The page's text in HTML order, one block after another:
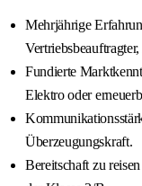
Mehrjährige
Fundierte
Elektro oder
Überzeugungskraft.
Bereitschaft zu